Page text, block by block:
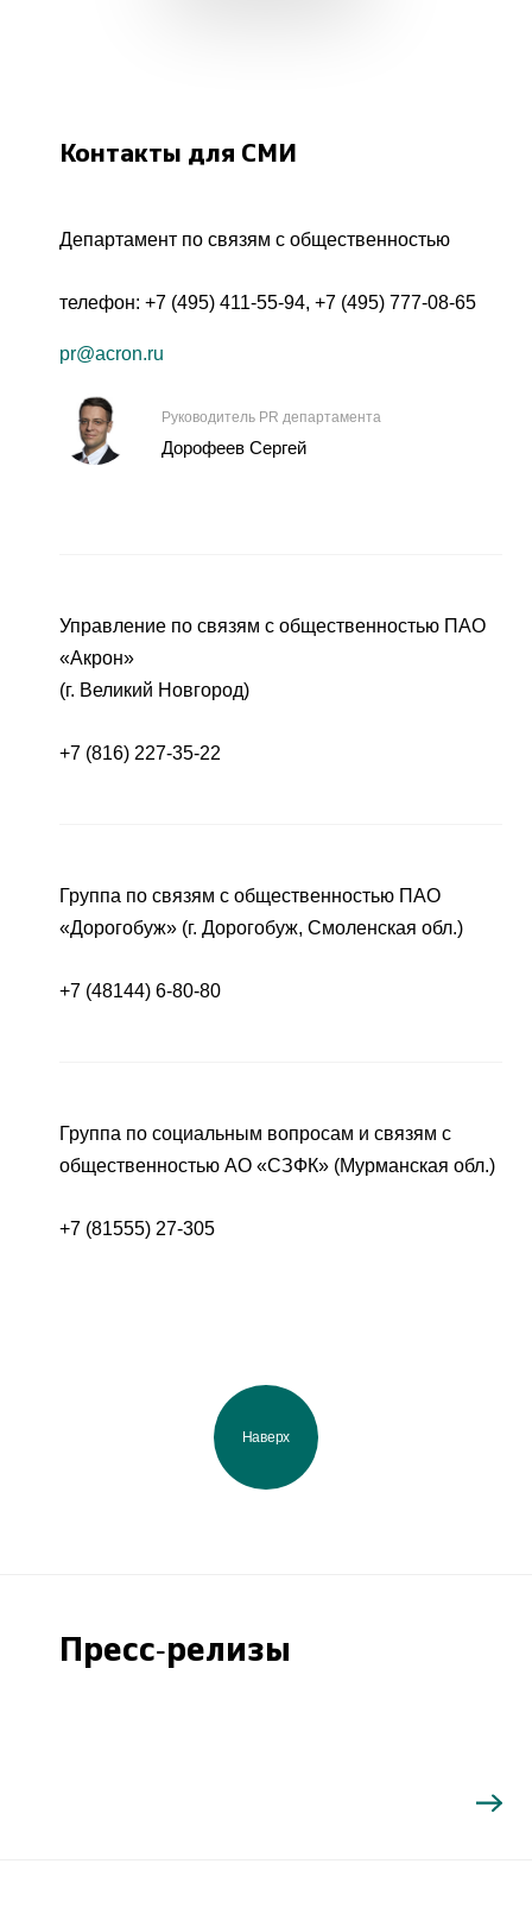
Контакты для СМИ
Департамент по связям с общественностью
телефон: +7 (495) 411-55-94, +7 (495) 777-08-65
pr@acron.ru
Руководитель PR департамента
Дорофеев Сергей
Управление по связям с общественностью ПАО
«Акрон»
(г. Великий Новгород)
+7 (816) 227-35-22
Группа по связям с общественностью ПАО
«Дорогобуж» (г. Дорогобуж, Смоленская обл.)
+7 (48144) 6-80-80
Группа по социальным вопросам и связям с
общественностью АО «СЗФК» (Мурманская обл.)
+7 (81555) 27-305
Наверх
Пресс-релизы